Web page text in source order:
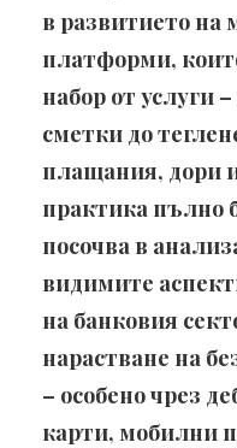
в развитието на
платформи,
набор от услуги
сметки до
плащания, дори
практика пълно
посочва в
видимите
на банковия
нарастване на
– особено чрез
карти, мобилни